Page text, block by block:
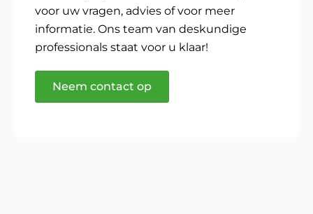
voor uw vragen, advies of voor meer
informatie. Ons team van deskundige
professionals staat voor u klaar!
Neem contact op